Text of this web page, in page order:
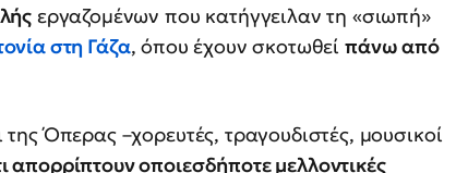
εργαζομένων που κατήγγειλαν τη «σιωπή»
στη Γάζα, όπου έχουν σκοτωθεί πάνω από
Όπερας –χορευτές, τραγουδιστές, μουσικοί
απορρίπτουν οποιεσδήποτε μελλοντικές